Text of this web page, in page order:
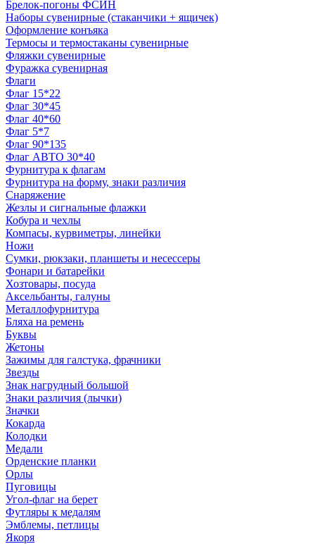
Брелок-погоны ФСИН
Наборы сувенирные (стаканчики + ящичек)
Оформление конъяка
Термосы и термостаканы сувенирные
Фляжки сувенирные
Фуражка сувенирная
Флаги
Флаг 15*22
Флаг 30*45
Флаг 40*60
Флаг 5*7
Флаг 90*135
Флаг АВТО 30*40
Фурнитура к флагам
Фурнитура на форму, знаки различия
Снаряжение
Жезлы и сигнальные флажки
Кобура и чехлы
Компасы, курвиметры, линейки
Ножи
Сумки, рюкзаки, планшеты и несессеры
Фонари и батарейки
Хозтовары, посуда
Аксельбанты, галуны
Металлофурнитура
Бляха на ремень
Буквы
Жетоны
Зажимы для галстука, фрачники
Звезды
Знак нагрудный большой
Знаки различия (лычки)
Значки
Кокарда
Колодки
Медали
Орденские планки
Орлы
Пуговицы
Угол-флаг на берет
Футляры к медалям
Эмблемы, петлицы
Якоря